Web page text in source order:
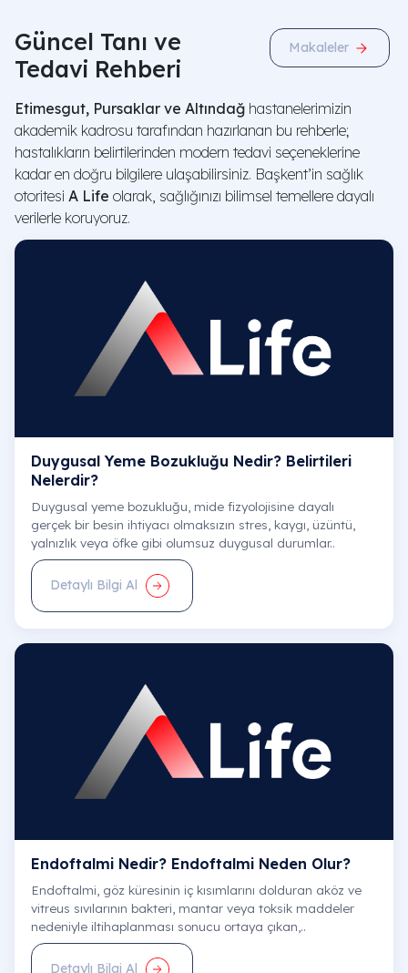
Prof. Dr. Süleyman Bülent Bektaşer
Ankara Hastanesi
Prof. Dr. Mehmet Özden
Enfeksiyon Hastalıkları | Klinik Mikrobiyoloji
E-Randevu
Beyin ve Sinir Cerrahisi | Nöroşirürji
Ankara Hastanesi
E-Randevu
Prof. Dr. Nadir Barındık
Güncel Tanı ve
Tedavi Rehberi
Makaleler
Etimesgut, Pursaklar ve Altındağ hastanelerimizin
akademik kadrosu tarafından hazırlanan bu rehberle;
hastalıkların belirtilerinden modern tedavi seçeneklerine
kadar en doğru bilgilere ulaşabilirsiniz. Başkent’in sağlık
otoritesi A Life olarak, sağlığınızı bilimsel temellere dayalı
verilerle koruyoruz.
Duygusal Yeme Bozukluğu Nedir? Belirtileri
Nelerdir?
Duygusal yeme bozukluğu, mide fizyolojisine dayalı
gerçek bir besin ihtiyacı olmaksızın stres, kaygı, üzüntü,
yalnızlık veya öfke gibi olumsuz duygusal durumlar..
Detaylı Bilgi Al
Endoftalmi Nedir? Endoftalmi Neden Olur?
Endoftalmi, göz küresinin iç kısımlarını dolduran aköz ve
vitreus sıvılarının bakteri, mantar veya toksik maddeler
nedeniyle iltihaplanması sonucu ortaya çıkan,..
Detaylı Bilgi Al